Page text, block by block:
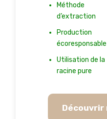
Méthode
d’extraction
Production
écoresponsable
Utilisation de la
racine pure